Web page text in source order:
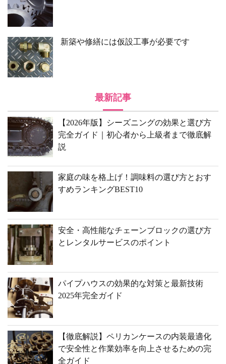
新築や修繕には仮設工事が必要です
最新記事
【2026年版】シーズニングの効果と選び方
完全ガイド｜初心者から上級者まで徹底解
説
家庭の味を格上げ！調味料の選び方とおす
すめランキングBEST10
安全・高性能なチェーンブロックの選び方
とレンタルサービスのポイント
パイプハウスの効果的な対策と最新技術
2025年完全ガイド
【徹底解説】ペリカンケースの内装最適化
で安全性と作業効率を向上させるための完
全ガイド